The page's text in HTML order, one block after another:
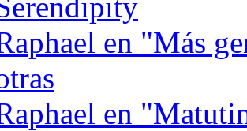
en "Más
en